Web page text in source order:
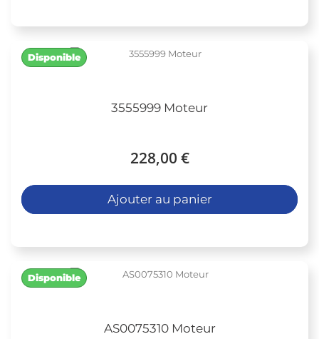
3555999 Moteur
228,00 €
Disponible
Ajouter au panier
AS0075310 Moteur
Disponible